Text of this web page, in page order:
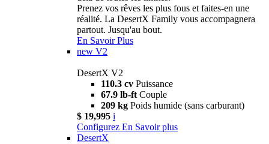
Prenez vos rêves les plus fous et faites-en une
réalité. La DesertX Family vous accompagnera
partout. Jusqu'au bout.
En Savoir Plus
new V2
DesertX V2
110.3 cv Puissance
67.9 lb-ft Couple
209 kg Poids humide (sans carburant)
$ 19,995 i
Configurez En Savoir plus
DesertX